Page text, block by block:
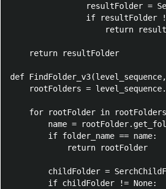
resultFolder =
if resultFolder
return
    return resultFolder
def
rootFolders =
for rootFolder in
name =
        if folder_name == name:
            return rootFolder
childFolder =
        if childFolder != None: